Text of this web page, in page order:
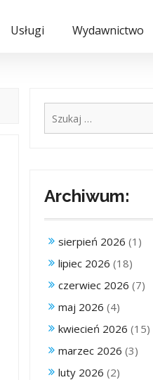
Usługi Wydawnictwo
Archiwum:
sierpień 2026 (1)
lipiec 2026 (18)
czerwiec 2026 (7)
maj 2026 (4)
kwiecień 2026 (15)
marzec 2026 (3)
luty 2026 (2)